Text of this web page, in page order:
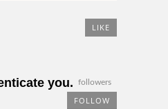
LIKE
you. followers
FOLLOW